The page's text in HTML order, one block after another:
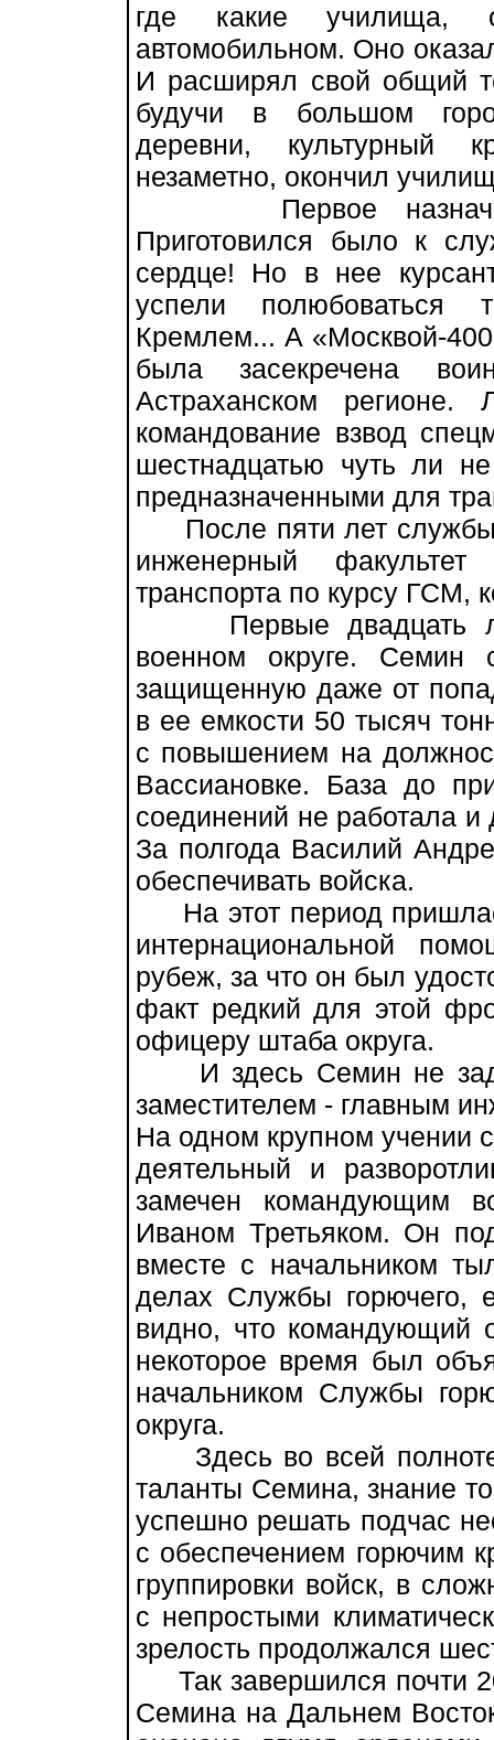
где какие училища,
автомобильном. Оно
И расширял свой общий
будучи в большом
деревни, культурный
незаметно, окончил
Первое
Приготовился было к
сердце! Но в нее
успели
Кремлем... А «Москвой-
была засекречена
Астраханском
командование взвод
шестнадцатью чуть ли
предназначенными для
После пяти лет службы
инженерный
транспорта по курсу ГСМ,
Первые двадцать
военном округе. Семин
защищенную даже от
в ее емкости 50 тысяч
с повышением на
Вассиановке. База до
соединений не работала
За полгода Василий
обеспечивать войска.
На этот период
интернациональной
рубеж, за что он был
факт редкий для этой
офицеру штаба округа.
И здесь Семин не
заместителем - главным
На одном крупном учении
деятельный и
замечен командующим
Иваном Третьяком. Он
вместе с начальником
делах Службы горючего,
видно, что командующий
некоторое время был
начальником Службы
округа.
Здесь во всей полноте
таланты Семина, знание
успешно решать подчас
с обеспечением горючим
группировки войск, в
с непростыми
зрелость продолжался
Так завершился почти
Семина на Дальнем